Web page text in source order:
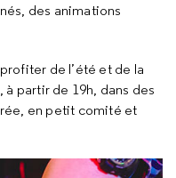
des animations
de l’été et de la
partir de 19h, dans des
en petit comité et